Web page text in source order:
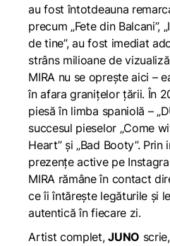
au fost întotdeauna
precum „Fete din Balcani”,
de tine”, au fost imediat
strâns milioane de
MIRA nu se oprește aici –
în afara granițelor țării. În
piesă în limba spaniolă –
succesul pieselor „Come
Heart” și „Bad Booty”. Prin
prezențe active pe
MIRA rămâne în contact
ce îi întărește legăturile și
autentică în fiecare zi.
Artist complet,JUNO